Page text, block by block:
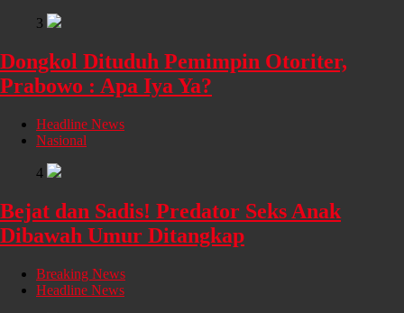
3
Dongkol Dituduh Pemimpin Otoriter,
Prabowo : Apa Iya Ya?
Headline News
Nasional
4
Bejat dan Sadis! Predator Seks Anak
Dibawah Umur Ditangkap
Breaking News
Headline News